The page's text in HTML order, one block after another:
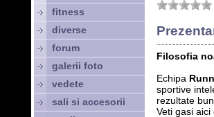
Filosofia
Echipa
sportive
rezultate
Veti gasi
fitness
diverse
forum
galerii foto
vedete
sali si accesorii